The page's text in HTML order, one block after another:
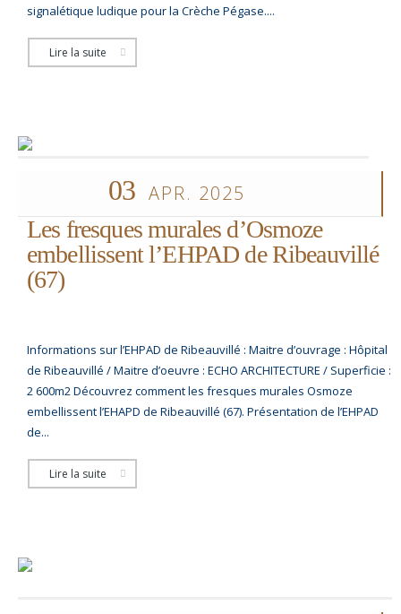
signalétique ludique pour la Crèche Pégase....
Lire la suite
03 APR. 2025
Les fresques murales d’Osmoze
embellissent l’EHPAD de Ribeauvillé
(67)
Informations sur l’EHPAD de Ribeauvillé : Maitre d’ouvrage : Hôpital
de Ribeauvillé / Maitre d’oeuvre : ECHO ARCHITECTURE / Superficie :
2 600m2 Découvrez comment les fresques murales Osmoze
embellissent l’EHAPD de Ribeauvillé (67). Présentation de l’EHPAD
de...
Lire la suite